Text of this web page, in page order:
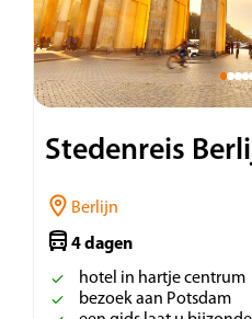
Stedenreis
Berlijn
4 dagen
hotel in hartje centrum
bezoek aan Potsdam